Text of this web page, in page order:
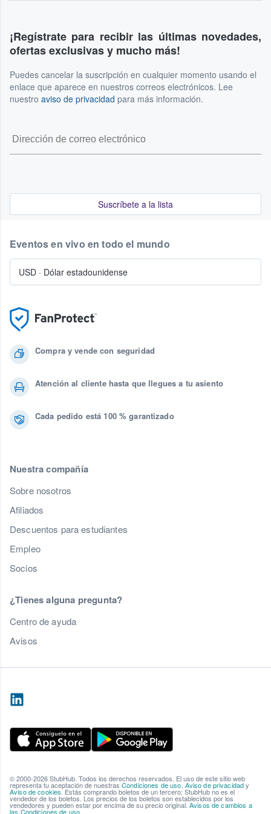
Service for the most current and complete information.
tickets and your plans change, you may have the option to
relist them for sale on our site. This is subject to timing and
full details.
¡Regístrate para recibir las últimas novedades,
ofertas exclusivas y mucho más!
Puedes cancelar la suscripción en cualquier momento usando el
enlace que aparece en nuestros correos electrónicos. Lee
nuestro aviso de privacidad para más información.
Suscríbete a la lista
Compra y vende con seguridad
Atención al cliente hasta que llegues a tu asiento
Cada pedido está 100 % garantizado
Nuestra compañía
Sobre nosotros
Afiliados
Descuentos para estudiantes
Empleo
Socios
¿Tienes alguna pregunta?
Centro de ayuda
Avisos
Eventos en vivo en todo el mundo
USD · Dólar estadounidense
© 2000-2026 StubHub. Todos los derechos reservados. El uso de este sitio web
representa tu aceptación de nuestras Condiciones de uso Aviso de privacidady
Aviso de cookies. Estás comprando boletos de un tercero; StubHub no es el
vendedor de los boletos. Los precios de los boletos son establecidos por los
vendedores y pueden estar por encima de su precio original. Avisos de cambios a
las Condiciones de uso